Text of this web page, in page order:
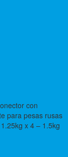
con
para pesas rusas
x 4 – 1.5kg